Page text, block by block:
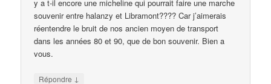
y a t-il encore une micheline qui pourrait faire une marche
souvenir entre halanzy et Libramont???? Car j’aimerais
réentendre le bruit de nos ancien moyen de transport
dans les années 80 et 90, que de bon souvenir. Bien a
vous.
Répondre ↓